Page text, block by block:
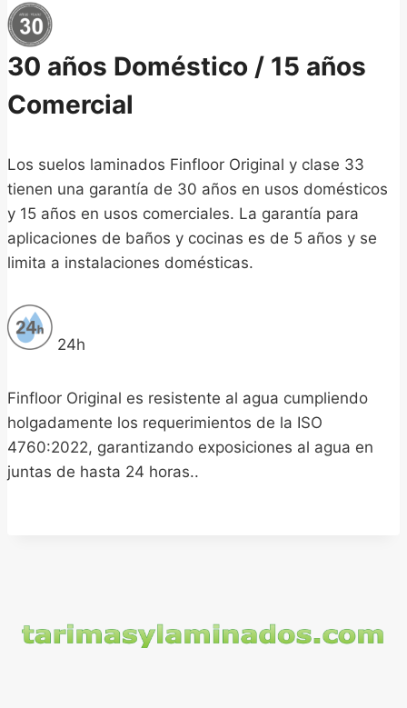
30 años Doméstico / 15 años
Comercial
Los suelos laminados Finfloor Original y clase 33
tienen una garantía de 30 años en usos domésticos
y 15 años en usos comerciales. La garantía para
aplicaciones de baños y cocinas es de 5 años y se
limita a instalaciones domésticas.
24h
Finfloor Original es resistente al agua cumpliendo
holgadamente los requerimientos de la ISO
4760:2022, garantizando exposiciones al agua en
juntas de hasta 24 horas..